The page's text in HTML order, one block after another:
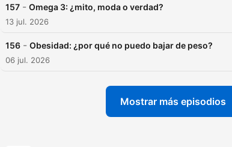
157 - Omega 3: ¿mito, moda o verdad?
13 jul. 2026
156 - Obesidad: ¿por qué no puedo bajar de peso?
06 jul. 2026
Mostrar más episodios